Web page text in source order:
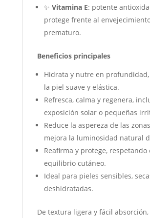
✨ Vitamina E: potente
protege frente al
prematuro.
Beneficios principales
Hidrata y nutre en
la piel suave y elástica.
Refresca, calma y regenera,
exposición solar o pequeñas
Reduce la aspereza de las
mejora la luminosidad natural
Reafirma y protege, respetando
equilibrio cutáneo.
Ideal para pieles sensibles,
deshidratadas.
De textura ligera y fácil absorción,